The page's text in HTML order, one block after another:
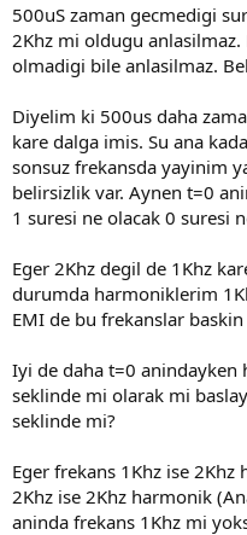
500uS zaman gecmedigi
2Khz mi oldugu
olmadigi bile anlasilmaz.
Diyelim ki 500us daha
kare dalga imis. Su ana
sonsuz frekansda yayinim
belirsizlik var. Aynen t=0
1 suresi ne olacak 0 suresi
Eger 2Khz degil de 1Khz
durumda harmoniklerim
EMI de bu frekanslar
Iyi de daha t=0 anindayken
seklinde mi olarak mi
seklinde mi?
Eger frekans 1Khz ise
2Khz ise 2Khz harmonik
aninda frekans 1Khz mi